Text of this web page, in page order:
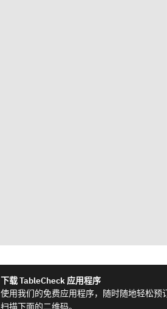
下载 TableCheck 应用程序
使用我们的免费应用程序，随时随地轻松预
扫描下面的二维码。